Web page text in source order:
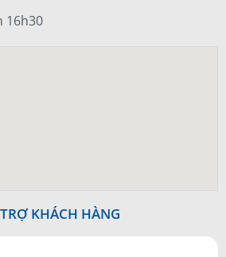
16h30
KHÁCH HÀNG